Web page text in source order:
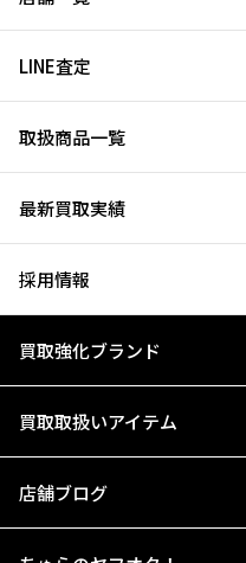
LINE査定
取扱商品一覧
最新買取実績
採用情報
買取強化ブランド
買取取扱いアイテム
店舗ブログ